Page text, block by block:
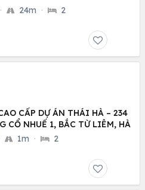
· 24m · 2
CẤP DỰ ÁN THÁI HÀ – 234
CỔ NHUẾ 1, BẮC TỪ LIÊM, HÀ
1m · 2